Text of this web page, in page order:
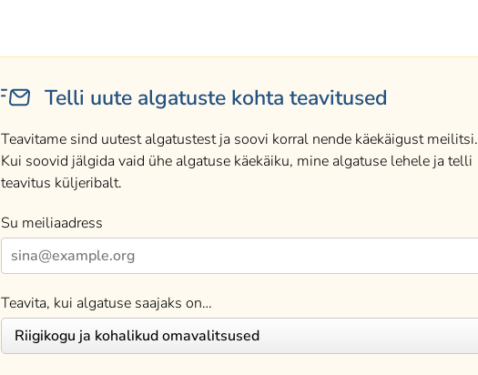
Telli uute algatuste kohta teavitused
Teavitame sind uutest algatustest ja soovi korral nende käekäigust meilitsi.
Kui soovid jälgida vaid ühe algatuse käekäiku, mine algatuse lehele ja telli
teavitus küljeribalt.
Su meiliaadress
Teavita, kui algatuse saajaks on…